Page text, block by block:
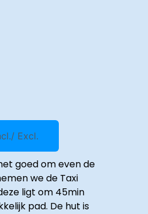
Excl.
goed om even de
we de Taxi
ligt om 45min
pad. De hut is